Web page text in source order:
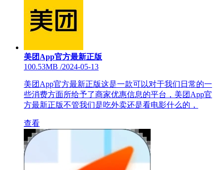
美团App官方最新正版
100.53MB /2024-05-13
美团App官方最新正版这是一款可以对于我们日常的一
些消费方面所给予了商家优惠信息的平台，美团App官
方最新正版不管我们是吃外卖还是看电影什么的，
查看